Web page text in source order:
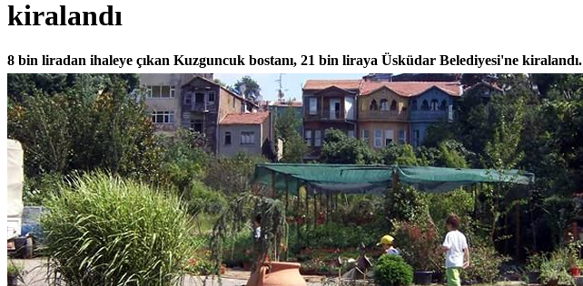
kiralandı
8 bin liradan ihaleye çıkan Kuzguncuk bostanı, 21 bin liraya Üsküdar Belediyesi'ne kiralandı.